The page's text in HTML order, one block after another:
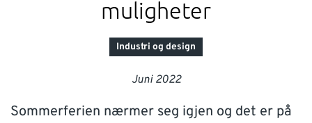
ACADEMY
INNSIKT
muligheter
Industri og design
Juni 2022
Sommerferien nærmer seg igjen og det er på